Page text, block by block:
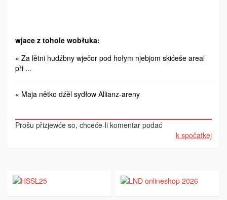
wjace z tohole wobłuka:
« Za lětni hudźbny wječor pod hołym njebjom skićeše areal
při ...
« Maja nětko dźěl sydłow Allianz-areny
Prošu přizjewće so, chceće-li komentar podać
k spočatkej